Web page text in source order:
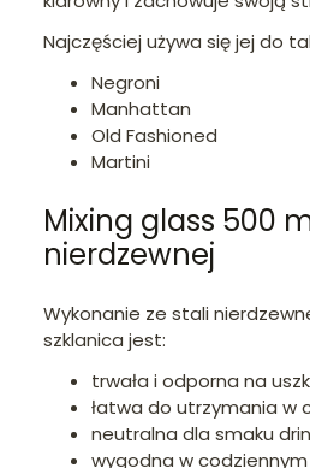
Najczęściej używa się jej do
Negroni
Manhattan
Old Fashioned
Martini
Mixing glass 500
nierdzewnej
Wykonanie ze stali
szklanica jest:
trwała i odporna na
łatwa do utrzymania w
neutralna dla smaku
wygodna w